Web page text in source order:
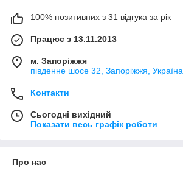
100% позитивних з 31 відгука за рік
Працює з 13.11.2013
м. Запоріжжя
південне шосе 32, Запоріжжя, Україна
Контакти
Сьогодні вихідний
Показати весь графік роботи
Про нас